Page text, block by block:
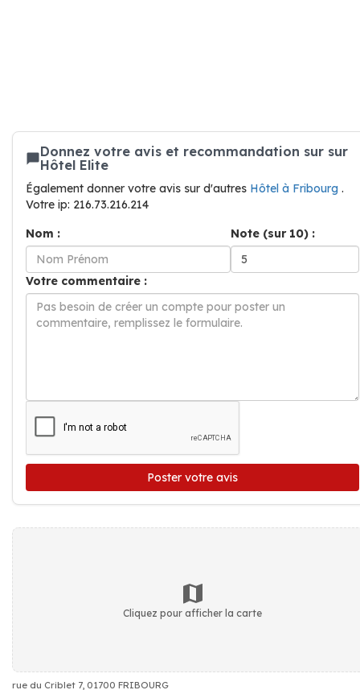
Donnez votre avis et recommandation sur sur
Hôtel Elite
Également donner votre avis sur d'autres Hôtel à Fribourg .
Votre ip: 216.73.216.214
Nom :
Note (sur 10) :
Votre commentaire :
Poster votre avis
Cliquez pour afficher la carte
rue du Criblet 7, 01700 FRIBOURG